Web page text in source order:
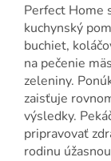
Perfect Home
kuchynský
buchiet,
na pečenie
zeleniny.
zaisťuje
výsledky.
pripravovať
rodinu